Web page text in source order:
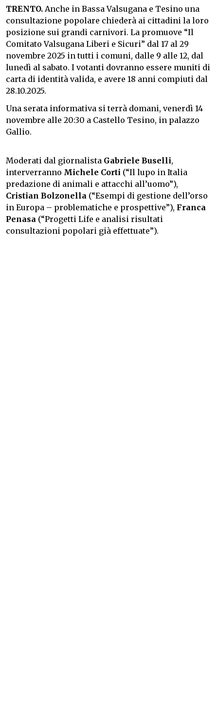
TRENTO. Anche in Bassa Valsugana e Tesino una
consultazione popolare chiederà ai cittadini la loro
posizione sui grandi carnivori. La promuove “Il
Comitato Valsugana Liberi e Sicuri” dal 17 al 29
novembre 2025 in tutti i comuni, dalle 9 alle 12, dal
lunedì al sabato. I votanti dovranno essere muniti di
carta di identità valida, e avere 18 anni compiuti dal
28.10.2025.
Una serata informativa si terrà domani, venerdì 14
novembre alle 20:30 a Castello Tesino, in palazzo
Gallio.
Moderati dal giornalista Gabriele Buselli,
interverranno Michele Corti (“Il lupo in Italia
predazione di animali e attacchi all’uomo”),
Cristian Bolzonella (“Esempi di gestione dell’orso
in Europa – problematiche e prospettive”), Franca
Penasa (“Progetti Life e analisi risultati
consultazioni popolari già effettuate”).